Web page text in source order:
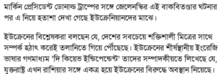
মার্কিন প্রেসিডেন্ট ডোনাল্ড ট্রাম্পের সঙ্গে জেলেনস্কির এই বাকবিতণ্ডার ঘটনার
পর এ নিয়ে হতাশা দেখা গেছে ইউক্রেনিয়ানদের মাঝে।
ইউক্রেনের বিশ্লেষকরা বলছেন যে, দেশের সবচেয়ে শক্তিশালী মিত্রের সাথে
সম্পর্ক হঠাৎ করেই তলানিতে গিয়ে পৌঁছেছে। ইউক্রেনের শীর্ষস্থানীয় ইংরেজি
ভাষার গণমাধ্যম ‘দি কিয়েভ ইন্ডিপেন্ডেন্ট’ তাদের সম্পাদকীয়তে লিখেছে যে,
যুক্তরাষ্ট্র এখন রাশিয়ার সঙ্গে একত্র হয়ে ইউক্রেনের বিরুদ্ধে অবস্থান নিয়েছে।